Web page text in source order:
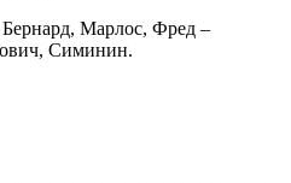
Марлос, Фред –
Симинин.